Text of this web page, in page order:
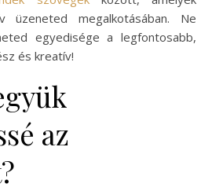
üzeneted megalkotásában. Ne
egyedisége a legfontosabb,
és kreatív!
az